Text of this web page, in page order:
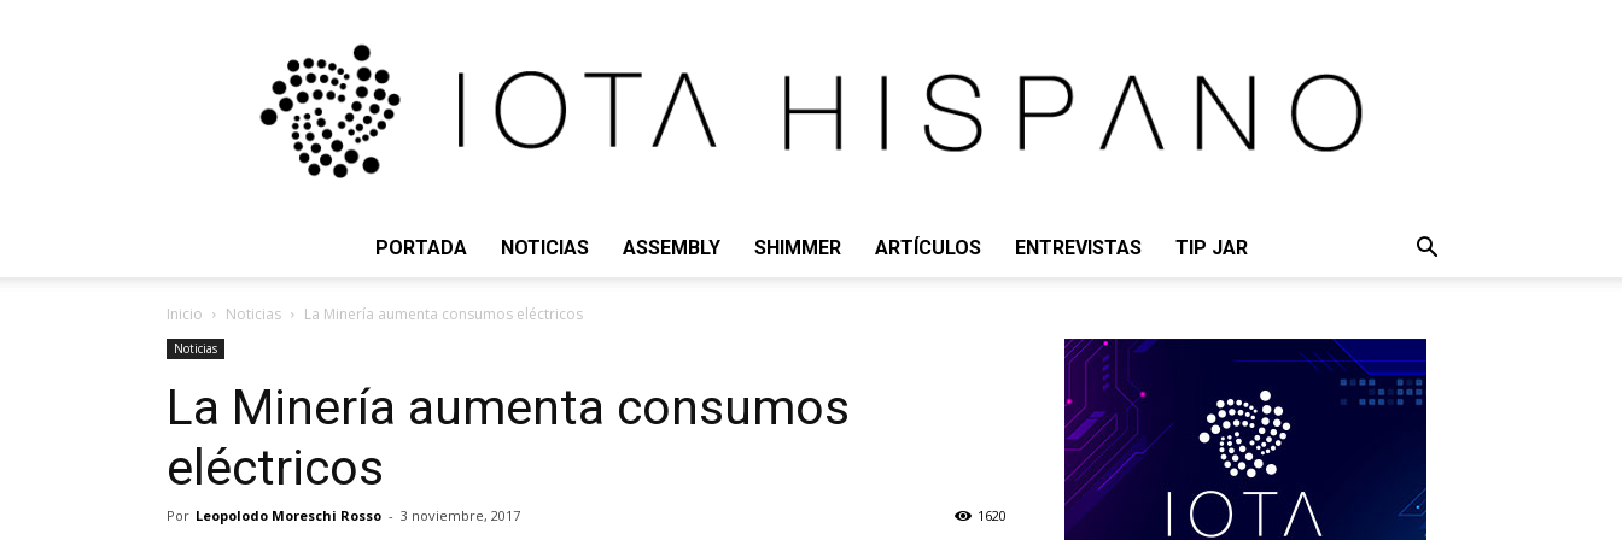
PORTADA NOTICIAS ASSEMBLY SHIMMER ARTÍCULOS ENTREVISTAS TIP JAR
Inicio Noticias La Minería aumenta consumos eléctricos
Noticias
La Minería aumenta consumos
eléctricos
Por Leopolodo Moreschi Rosso - 3 noviembre, 2017 1620